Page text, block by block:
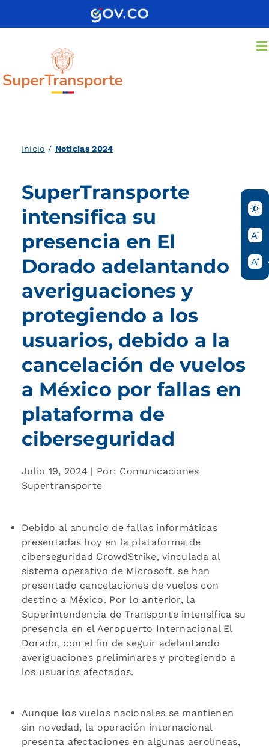
Inicio / Noticias 2024
SuperTransporte
intensifica su
presencia en El
Dorado adelantando
averiguaciones y
protegiendo a los
usuarios, debido a la
cancelación de vuelos
a México por fallas en
plataforma de
ciberseguridad
Julio 19, 2024 | Por: Comunicaciones
Supertransporte
Debido al anuncio de fallas informáticas
presentadas hoy en la plataforma de
ciberseguridad CrowdStrike, vinculada al
sistema operativo de Microsoft, se han
presentado cancelaciones de vuelos con
destino a México. Por lo anterior, la
Superintendencia de Transporte intensifica su
presencia en el Aeropuerto Internacional El
Dorado, con el fin de seguir adelantando
averiguaciones preliminares y protegiendo a
los usuarios afectados.
Aunque los vuelos nacionales se mantienen
sin novedad, la operación internacional
presenta afectaciones en algunas aerolíneas,